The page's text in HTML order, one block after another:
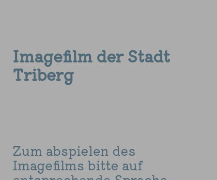
Imagefilm der Stadt
Triberg
Zum abspielen des
Imagefilms bitte auf